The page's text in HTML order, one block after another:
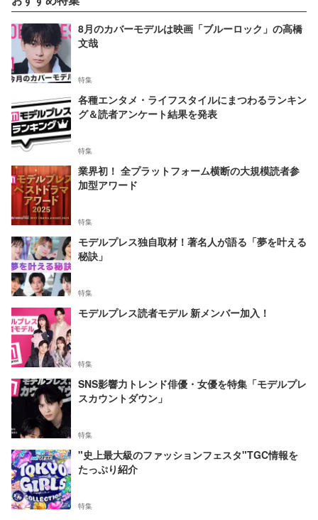
8月のカバーモデルは映画「ブルーロック」の高橋
文哉
特集
各種エンタメ・ライフスタイルにまつわるランキン
グ＆読者アンケート結果を発表
特集
業界初！ 全プラットフォーム横断の大規模読者参
加型アワード
特集
モデルプレス独自取材！著名人が語る「夢を叶える
秘訣」
特集
モデルプレス読者モデル 新メンバー加入！
特集
SNS影響力トレンド俳優・女優を特集「モデルプレ
スカウントダウン」
特集
"史上最大級のファッションフェスタ"TGC情報を
たっぷり紹介
特集